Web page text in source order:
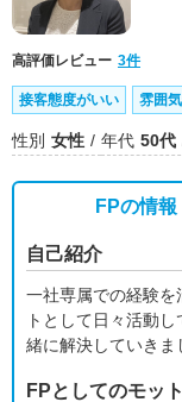
高評価レビュー 3件
接客態度がいい 雰囲
性別 女性 年代 50代
FPの情報
自己紹介
一社専属での経験
トとして日々活動
緒に解決していきま
FPとしてのモッ